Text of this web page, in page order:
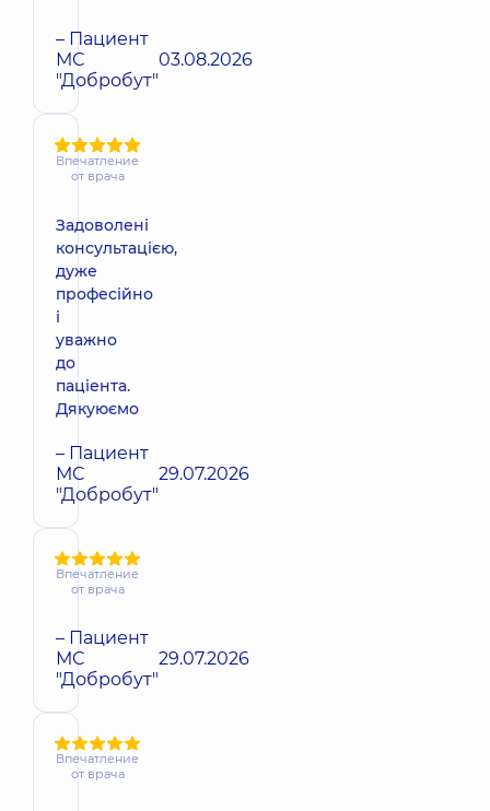
– Пациент
МС
"Добробут"
03.08.2026
Впечатление
от врача
Задоволені
консультацією,
дуже
професійно
і
уважно
до
паціента.
Дякуюємо
– Пациент
МС
"Добробут"
29.07.2026
Впечатление
от врача
– Пациент
МС
"Добробут"
29.07.2026
Впечатление
от врача